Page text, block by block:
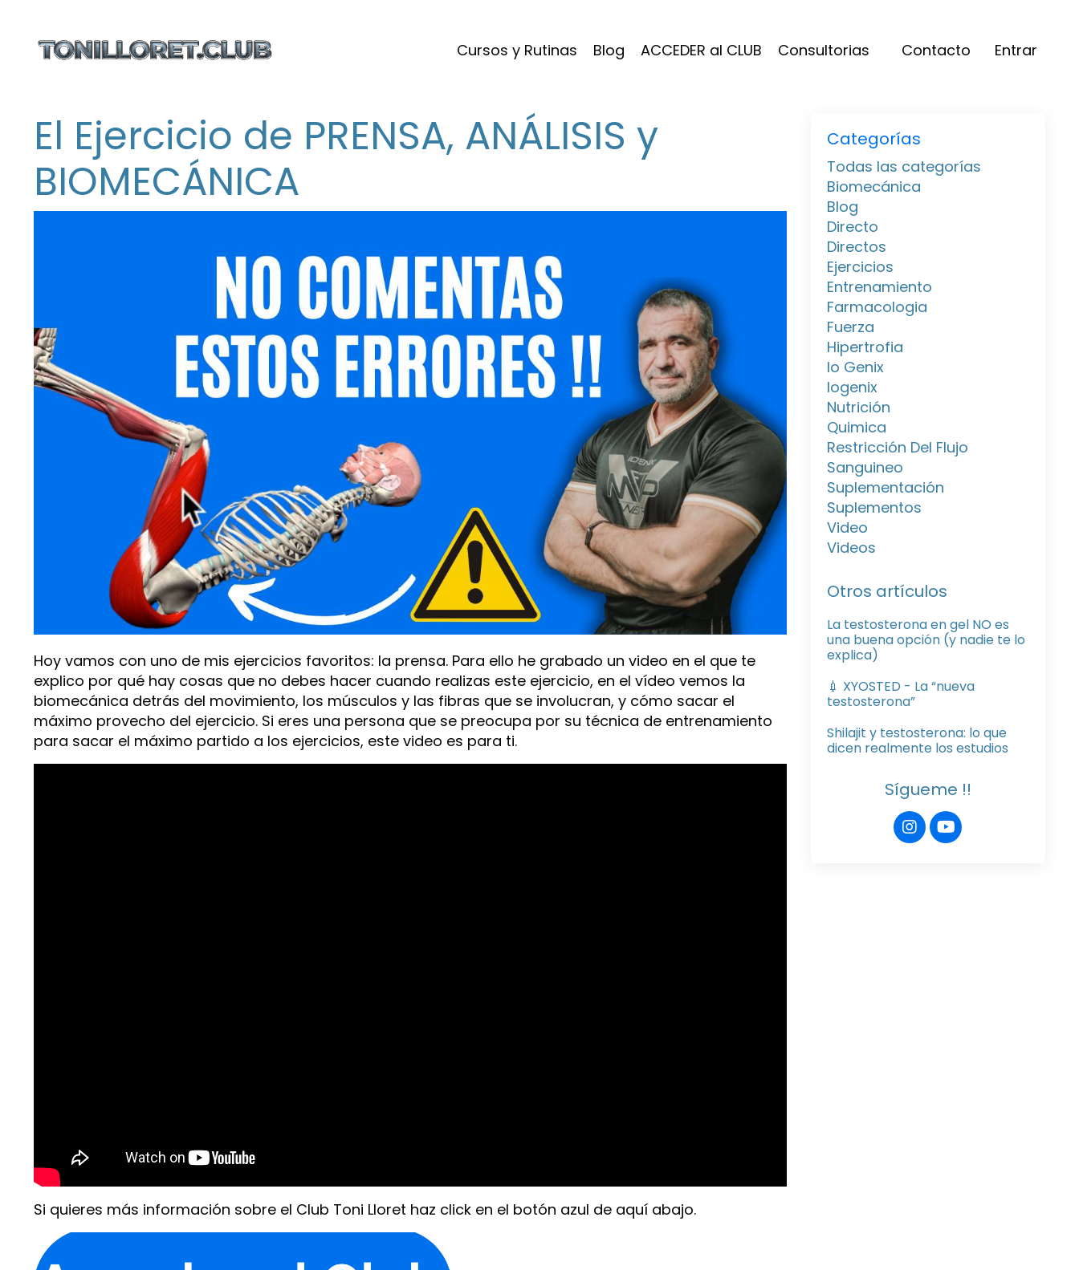
Cursos y Rutinas Blog ACCEDER al CLUB Consultorias Contacto Entrar
El Ejercicio de PRENSA, ANÁLISIS y
BIOMECÁNICA
Hoy vamos con uno de mis ejercicios favoritos: la prensa. Para ello he grabado un video en el que te
explico por qué hay cosas que no debes hacer cuando realizas este ejercicio, en el vídeo vemos la
biomecánica detrás del movimiento, los músculos y las fibras que se involucran, y cómo sacar el
máximo provecho del ejercicio. Si eres una persona que se preocupa por su técnica de entrenamiento
para sacar el máximo partido a los ejercicios, este video es para ti.
Si quieres más información sobre el Club Toni Lloret haz click en el botón azul de aquí abajo.
Categorías
Todas las categorías
Biomecánica
Blog
Directo
Directos
Ejercicios
Entrenamiento
Farmacologia
Fuerza
Hipertrofia
Io Genix
Iogenix
Nutrición
Quimica
Restricción Del Flujo
Sanguineo
Suplementación
Suplementos
Video
Videos
Otros artículos
La testosterona en gel NO es
una buena opción (y nadie te lo
explica)
💉 XYOSTED - La “nueva
testosterona”
Shilajit y testosterona: lo que
dicen realmente los estudios
Sígueme !!